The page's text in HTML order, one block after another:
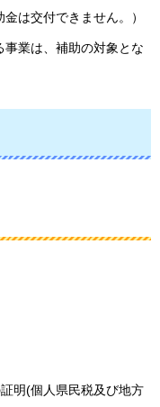
は交付できません。）
業は、補助の対象とな
明(個人県民税及び地方